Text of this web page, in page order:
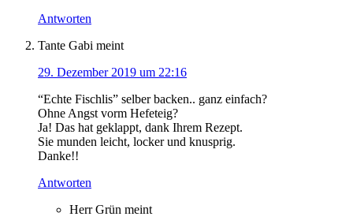
Antworten
Tante Gabi meint
29. Dezember 2019 um 22:16
“Echte Fischlis” selber backen.. ganz einfach?
Ohne Angst vorm Hefeteig?
Ja! Das hat geklappt, dank Ihrem Rezept.
Sie munden leicht, locker und knusprig.
Danke!!
Antworten
Herr Grün meint